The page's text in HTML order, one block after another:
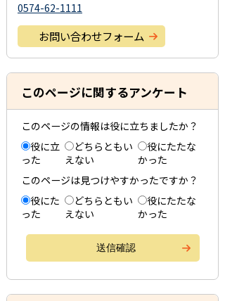
0574-62-1111
お問い合わせフォーム
このページに関するアンケート
このページの情報は役に立ちましたか？
役に立
った
どちらともい
えない
役にたたな
かった
このページは見つけやすかったですか？
役にた
った
どちらともい
えない
役にたたな
かった